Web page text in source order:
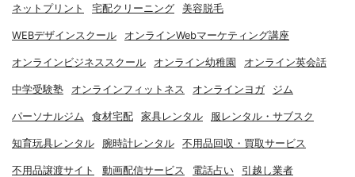
ネットプリント 宅配クリーニング 美容脱毛
WEBデザインスクール オンラインWebマーケティング講座
オンラインビジネススクール オンライン幼稚園 オンライン英会話
中学受験塾 オンラインフィットネス オンラインヨガ ジム
パーソナルジム 食材宅配 家具レンタル 服レンタル・サブスク
知育玩具レンタル 腕時計レンタル 不用品回収・買取サービス
不用品譲渡サイト 動画配信サービス 電話占い 引越し業者